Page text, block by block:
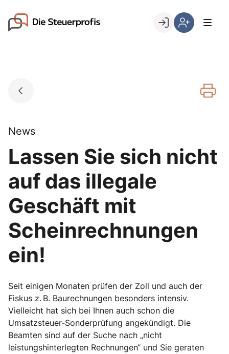
content
Go to landing page.
registrieren,
sind
News
Lassen Sie sich nicht
auf das illegale
Geschäft mit
Scheinrechnungen
ein!
Seit einigen Monaten prüfen der Zoll und auch der
Fiskus z. B. Baurechnungen besonders intensiv.
Vielleicht hat sich bei Ihnen auch schon die
Umsatzsteuer-Sonderprüfung angekündigt. Die
Beamten sind auf der Suche nach „nicht
leistungshinterlegten Rechnungen“ und Sie geraten